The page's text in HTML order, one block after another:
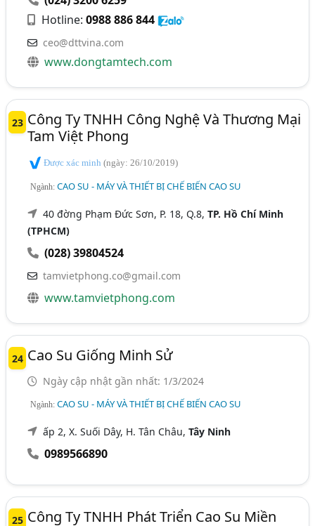
Hotline:0988 886 844
ceo@dttvina.com
www.dongtamtech.com
23 Công Ty TNHH Công Nghệ Và Thương Mại
Tam Việt Phong
Được xác minh(ngày: 26/10/2019)
Ngành:CAO SU - MÁY VÀ THIẾT BỊ CHẾ BIẾN CAO SU
40 đờng Phạm Đức Sơn, P. 18, Q.8,TP. Hồ Chí Minh
(TPHCM)
(028) 39804524
tamvietphong.co@gmail.com
www.tamvietphong.com
24 Cao Su Giống Minh Sử
Ngày cập nhật gần nhất: 1/3/2024
Ngành:CAO SU - MÁY VÀ THIẾT BỊ CHẾ BIẾN CAO SU
ấp 2, X. Suối Dây, H. Tân Châu,Tây Ninh
0989566890
25 Công Ty TNHH Phát Triển Cao Su Miền